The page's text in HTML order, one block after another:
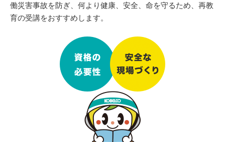
働災害事故を防ぎ、何より健康、安全、命を守るため、再教
育の受講をおすすめします。